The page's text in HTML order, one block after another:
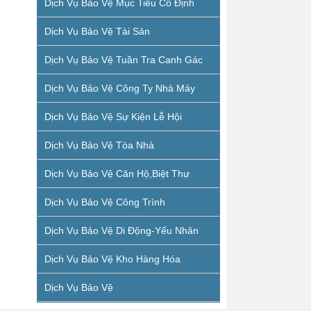
Dịch Vụ Bảo Vệ Mục Tiêu Cố Định
Dịch Vụ Bảo Vệ Tài Sản
Dịch Vụ Bảo Vệ Tuần Tra Canh Gác
Dịch Vụ Bảo Vệ Công Ty Nhà Máy
Dịch Vụ Bảo Vệ Sự Kiện Lễ Hội
Dịch Vụ Bảo Vệ Tòa Nhà
Dịch Vụ Bảo Vệ Căn Hộ,biệt Thự
Dịch Vụ Bảo Vệ Công Trình
Dịch Vụ Bảo Vệ Di Động-Yếu Nhân
Dịch Vụ Bảo Vệ Kho Hàng Hóa
Dịch Vụ Bảo Vệ